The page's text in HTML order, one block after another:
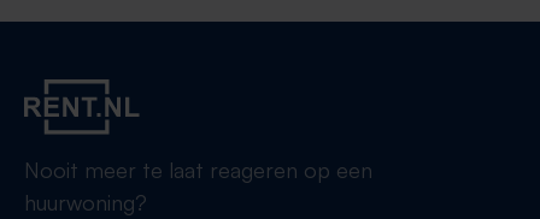
Nooit meer te laat reageren op een
huurwoning?